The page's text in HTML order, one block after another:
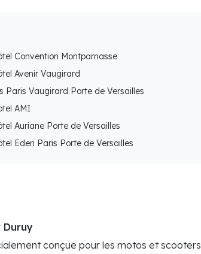
Convention Montparnasse
Avenir Vaugirard
Paris Vaugirard Porte de Versailles
AMI
Auriane Porte de Versailles
Eden Paris Porte de Versailles
Duruy
conçue pour les motos et scooters